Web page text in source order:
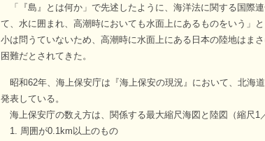
「『島』とは何か」で先述したように、海洋法に関する国際
て、水に囲まれ、高潮時においても水面上にあるものをいう」
小は問うていないため、高潮時に水面上にある日本の陸地はま
困難だとされてきた。
昭和62年、海上保安庁は『海上保安の現況』において、北海
発表している。
海上保安庁の数え方は、関係する最大縮尺海図と陸図（縮尺1
1. 周囲が0.1km以上のもの